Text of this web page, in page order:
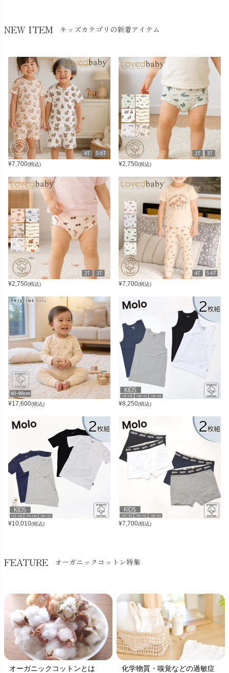
NEW ITEM キッズカテゴリの新着アイテム
¥7,700(税込) ¥2,750(税込)
¥2,750(税込) ¥7,700(税込)
¥17,600(税込) ¥8,250(税込)
¥10,010(税込) ¥7,700(税込)
FEATURE オーガニックコットン特集
オーガニックコットンとは
化学物質・嗅覚などの過敏症